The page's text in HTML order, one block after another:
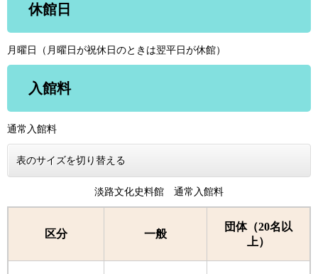
休館日
月曜日（月曜日が祝休日のときは翌平日が休館）
入館料
通常入館料
表のサイズを切り替える
淡路文化史料館 通常入館料
区分 一般
団体（20名以
上）